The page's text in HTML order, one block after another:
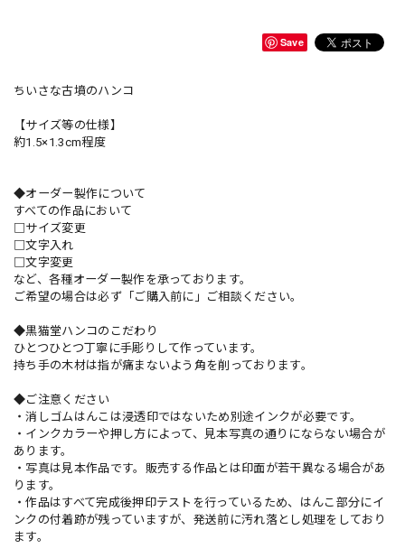
Save
ちいさな古墳のハンコ
【サイズ等の仕様】
約1.5×1.3cm程度
◆オーダー製作について
すべての作品において
□サイズ変更
□文字入れ
□文字変更
など、各種オーダー製作を承っております。
ご希望の場合は必ず「ご購入前に」ご相談ください。
◆黒猫堂ハンコのこだわり
ひとつひとつ丁寧に手彫りして作っています。
持ち手の木材は指が痛まないよう角を削っております。
◆ご注意ください
・消しゴムはんこは浸透印ではないため別途インクが必要です。
・インクカラーや押し方によって、見本写真の通りにならない場合が
あります。
・写真は見本作品です。販売する作品とは印面が若干異なる場合があ
ります。
・作品はすべて完成後押印テストを行っているため、はんこ部分にイ
ンクの付着跡が残っていますが、発送前に汚れ落とし処理をしており
ます。